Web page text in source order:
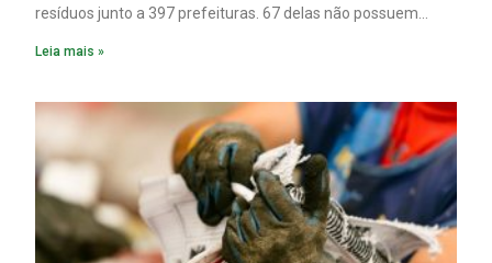
resíduos junto a 397 prefeituras. 67 delas não possuem
Leia mais »